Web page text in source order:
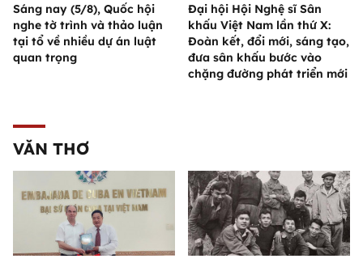
Sáng nay (5/8), Quốc hội
nghe tờ trình và thảo luận
tại tổ về nhiều dự án luật
quan trọng
Đại hội Hội Nghệ sĩ Sân
khấu Việt Nam lần thứ X:
Đoàn kết, đổi mới, sáng tạo,
đưa sân khấu bước vào
chặng đường phát triển mới
VĂN THƠ